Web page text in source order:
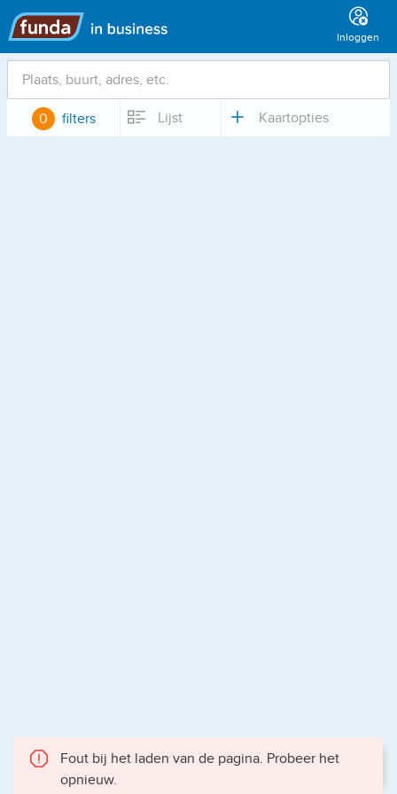
Hoofdmenu
Inloggen
Locatie
0 filters Lijst Kaartopties
Fout bij het laden van de pagina. Probeer het
opnieuw.